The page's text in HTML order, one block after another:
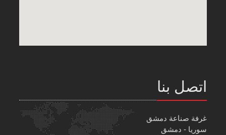
اتصل بنا
غرفة صناعة دمشق
سوريا - دمشق